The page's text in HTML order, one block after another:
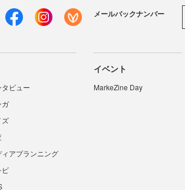
メールバックナンバー
タビュー
ガ
ズ
ィアプランニング
ビ
イベント
MarkeZine Day